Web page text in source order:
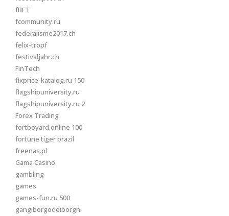
fBET
fcommunity.ru
federalisme2017.ch
felix-tropf
festivaljahr.ch
FinTech
fixprice-katalog.ru 150
flagshipuniversity.ru
flagshipuniversity.ru 2
Forex Trading
fortboyard.online 100
fortune tiger brazil
freenas.pl
Gama Casino
gambling
games
games-fun.ru 500
gangiborgodeiborghi